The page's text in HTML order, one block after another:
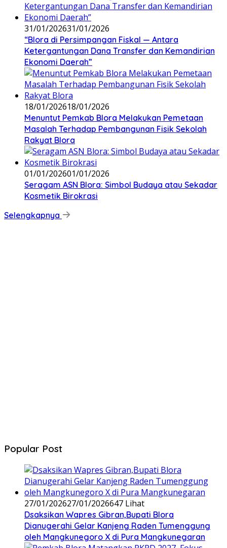
31/01/202631/01/2026
‎“Blora di Persimpangan Fiskal — Antara
Ketergantungan Dana Transfer dan Kemandirian
Ekonomi Daerah”
18/01/202618/01/2026
‎Menuntut Pemkab Blora Melakukan Pemetaan
Masalah Terhadap Pembangunan Fisik Sekolah
Rakyat Blora
01/01/202601/01/2026
‎Seragam ASN Blora: Simbol Budaya atau Sekadar
Kosmetik Birokrasi
Selengkapnya
Popular Post
27/01/202627/01/2026647 Lihat
‎Dsaksikan Wapres Gibran,Bupati Blora
Dianugerahi Gelar Kanjeng Raden Tumenggung
oleh Mangkunegoro X di Pura Mangkunegaran